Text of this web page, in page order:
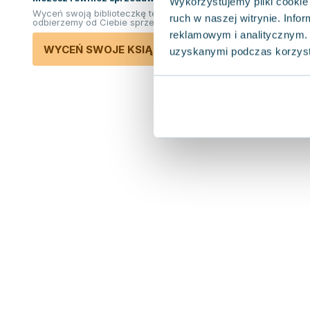
ruch w naszej witrynie.
reklamowym i
uzyskanymi podczas
Wyceń swoją biblioteczkę teraz. Odkupimy i
odbierzemy od Ciebie sprzedane książki.
WYCEŃ SWOJE KSIĄŻKI